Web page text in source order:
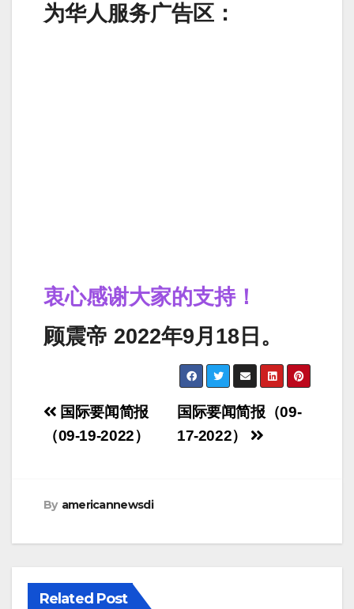
为华人服务广告区：
衷心感谢大家的支持！
顾震帝 2022年9月18日。
Post
navigation
国际要闻简报（09-
17-2022）
国际要闻简报
（09-19-2022）
By americannewsdi
Related Post